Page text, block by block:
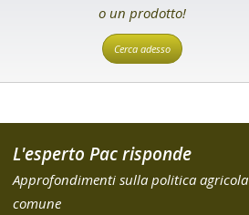
o un prodotto!
Cerca adesso
L'esperto Pac risponde
Approfondimenti sulla politica agricola
comune